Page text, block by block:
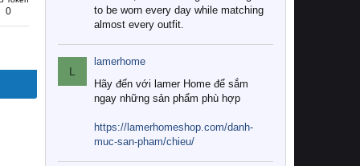
0
to be worn every day while matching
almost every outfit.
L
lamerhome
Hãy đến với lamer Home để sắm
ngay những sản phẩm phù hợp
https://lamerhomeshop.com/danh-
muc-san-pham/chieu/